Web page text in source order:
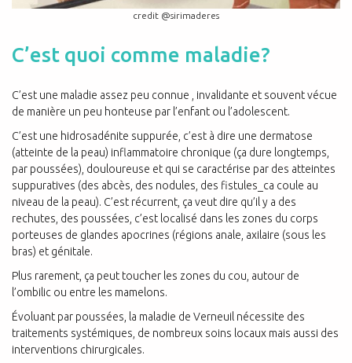
credit @sirimaderes
C’est quoi comme maladie?
C’est une maladie assez peu connue , invalidante et souvent vécue
de manière un peu honteuse par l’enfant ou l’adolescent.
C’est une hidrosadénite suppurée, c’est à dire une dermatose
(atteinte de la peau) inflammatoire chronique (ça dure longtemps,
par poussées), douloureuse et qui se caractérise par des atteintes
suppuratives (des abcès, des nodules, des fistules_ca coule au
niveau de la peau). C’est récurrent, ça veut dire qu’il y a des
rechutes, des poussées, c’est localisé dans les zones du corps
porteuses de glandes apocrines (régions anale, axilaire (sous les
bras) et génitale.
Plus rarement, ça peut toucher les zones du cou, autour de
l’ombilic ou entre les mamelons.
Évoluant par poussées, la maladie de Verneuil nécessite des
traitements systémiques, de nombreux soins locaux mais aussi des
interventions chirurgicales.